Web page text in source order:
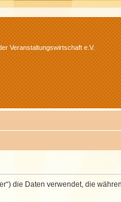
Veranstaltungswirtschaft e.V.
die Daten verwendet, die